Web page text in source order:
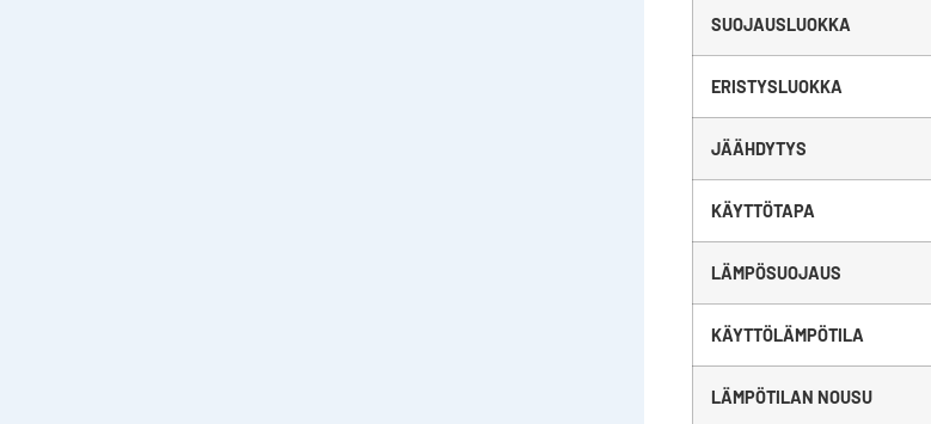
SUOJAUSLUOKKA
ERISTYSLUOKKA
JÄÄHDYTYS
KÄYTTÖTAPA
LÄMPÖSUOJAUS
KÄYTTÖLÄMPÖTILA
LÄMPÖTILAN NOUSU